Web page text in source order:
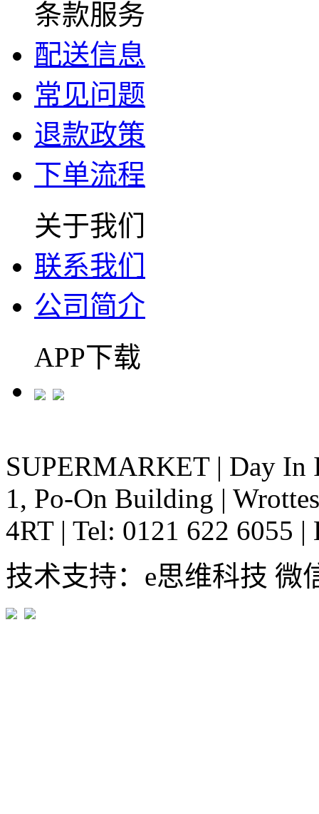
条款服务
配送信息
常见问题
退款政策
下单流程
关于我们
联系我们
公司简介
APP下载
SUPERMARKET | Day In
1, Po-On Building |
4RT | Tel: 0121 622 6055 |
技术支持：e思维科技 微